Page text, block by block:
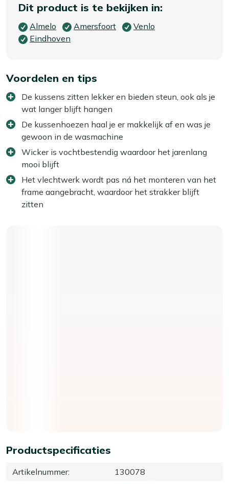
Productspecificaties
Artikelnummer:
130078
Dit product is te bekijken in:
Almelo Amersfoort
Venlo
Eindhoven
Voordelen en tips
De kussens zitten lekker en bieden steun, ook als je
wat langer blijft hangen
De kussenhoezen haal je er makkelijk af en was je
gewoon in de wasmachine
Wicker is vochtbestendig waardoor het jarenlang
mooi blijft
Het vlechtwerk wordt pas ná het monteren van het
frame aangebracht, waardoor het strakker blijft
zitten